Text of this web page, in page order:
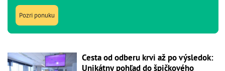
Pozri ponuku
Cesta od odberu krvi až po výsledok:
Unikátny pohľad do špičkového